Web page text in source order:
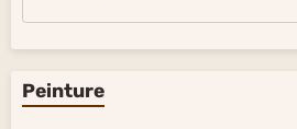
Peinture